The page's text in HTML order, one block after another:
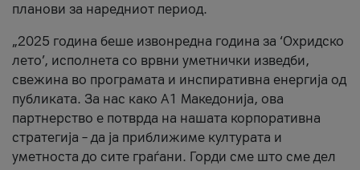
планови за наредниот период.
„2025 година беше извонредна година за ‘Охридско
лето’, исполнета со врвни уметнички изведби,
свежина во програмата и инспиративна енергија од
публиката. За нас како A1 Македонија, ова
партнерство е потврда на нашата корпоративна
стратегија – да ја приближиме културата и
уметноста до сите граѓани. Горди сме што сме дел